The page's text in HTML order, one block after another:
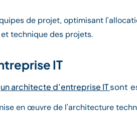
de projet, optimisant
technique des projets.
IT
un architecte d’entreprise ITsont
en œuvre de l'architecture